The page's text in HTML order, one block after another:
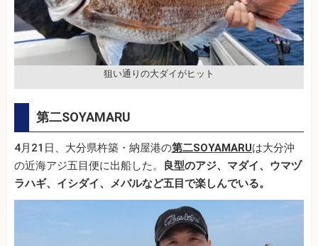
狙い通りの大ダイがヒット
第二SOYAMARU
4月21日、大分県杵築・納屋港の第二SOYAMARUは大分沖
の近海アジ五目便に出船した。
良型のアジ、マダイ、ウマヅ
ラハギ、イシダイ、メバルなど五目で楽しんでいる。